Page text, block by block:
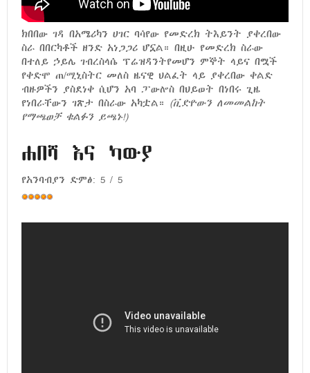
ክበበው ገዳ በአሜሪካን ሀገር ባሳየው የመድረክ ትእይንት ያቀረበው
ስራ በበርካቶች ዘንድ አነጋጋሪ ሆኗል። በዚሁ የመድረክ ስራው
በተለይ ኃይሌ ገብረስላሴ ፕሬዝዳንትየመሆን ምኞት ላይና በሟች
የቀድሞ ጠ/ሚኒስትር መለስ ዜናዊ ህልፈት ላይ ያቀረበው ቀልድ
ብዙዎችን ያስደነቀ ሲሆን አባ ፓውሎስ በህይወት በነበሩ ጊዜ
የነበራቸውን ገጽታ በስራው አካቷል። (ቪድዮውን ለመመልከት
የማጫወቻ ቁልፉን ይጫኑ!)
ሐበሻ እና ካውያ
የአንባብያን ድምፅ: 5 / 5